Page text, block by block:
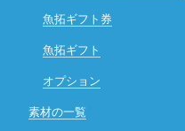
魚拓ギフト券
魚拓ギフト
オプション
素材の一覧